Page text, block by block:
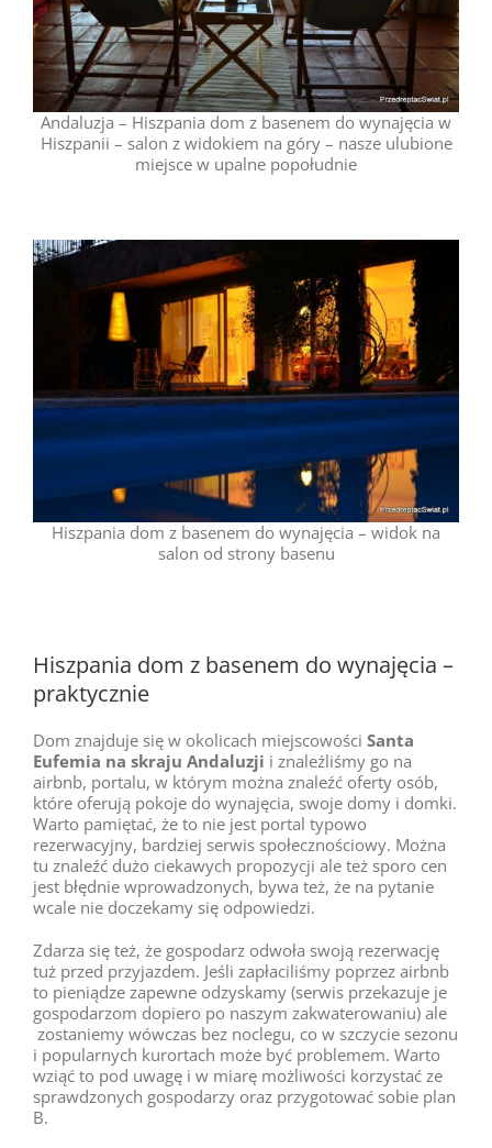
Andaluzja – Hiszpania dom z basenem do wynajęcia w
Hiszpanii – salon z widokiem na góry – nasze ulubione
miejsce w upalne popołudnie
Hiszpania dom z basenem do wynajęcia – widok na
salon od strony basenu
Hiszpania dom z basenem do wynajęcia –
praktycznie
Dom znajduje się w okolicach miejscowości Santa
Eufemia na skraju Andaluzji i znaleźliśmy go na
airbnb, portalu, w którym można znaleźć oferty osób,
które oferują pokoje do wynajęcia, swoje domy i domki.
Warto pamiętać, że to nie jest portal typowo
rezerwacyjny, bardziej serwis społecznościowy. Można
tu znaleźć dużo ciekawych propozycji ale też sporo cen
jest błędnie wprowadzonych, bywa też, że na pytanie
wcale nie doczekamy się odpowiedzi.
Zdarza się też, że gospodarz odwoła swoją rezerwację
tuż przed przyjazdem. Jeśli zapłaciliśmy poprzez airbnb
to pieniądze zapewne odzyskamy (serwis przekazuje je
gospodarzom dopiero po naszym zakwaterowaniu) ale
zostaniemy wówczas bez noclegu, co w szczycie sezonu
i popularnych kurortach może być problemem. Warto
wziąć to pod uwagę i w miarę możliwości korzystać ze
sprawdzonych gospodarzy oraz przygotować sobie plan
B.